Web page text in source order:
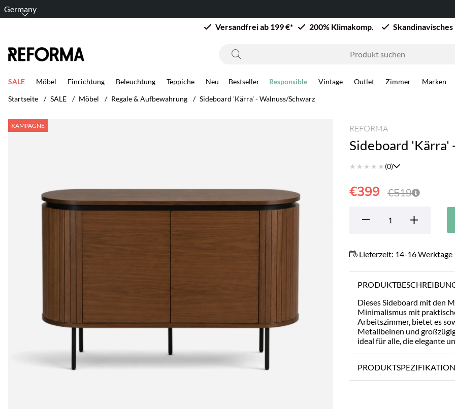
Germany
Versandfrei ab 199 €*
200% Klimakomp. Skandinavisches
SALE Möbel Einrichtung Beleuchtung Teppiche Neu Bestseller Responsible Vintage Outlet Zimmer
Marken
Startseite
SALE Möbel Regale & Aufbewahrung Sideboard 'Kärra' - Walnuss/Schwarz
KAMPAGNE
Produktbilder Sideboard 'Kärra' - Walnuss/Schwarz REFORMA
Sideboard 'Kärra'
★ ★ ★ ★ ★ (0)
€519
€399
Lieferzeit: 14-16 Werktage
Dieses Sideboard mit den
Minimalismus mit
Arbeitszimmer, bietet es
Metallbeinen und
ideal für alle, die elegante
PRODUKTSPEZIFIKATION